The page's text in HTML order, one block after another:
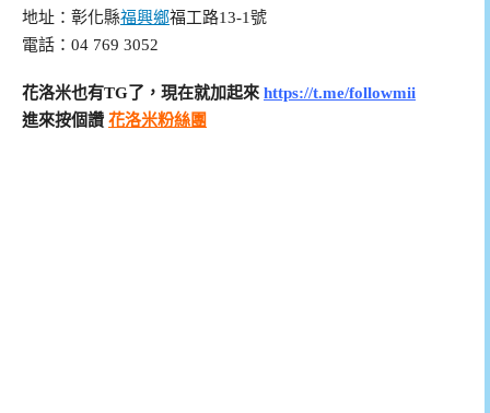
地址：彰化縣福興鄉福工路13-1號
電話：04 769 3052
花洛米也有TG了，現在就加起來 https://t.me/followmii
進來按個讚 花洛米粉絲團